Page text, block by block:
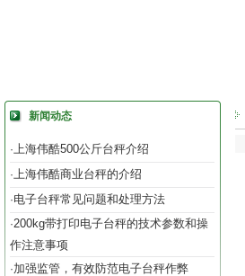
新闻动态
·上海伟酷500公斤台秤介绍
·上海伟酷商业台秤的介绍
·电子台秤常见问题和处理方法
·200kg带打印电子台秤的技术参数和操
作注意事项
·加强监管，有效防范电子台秤作弊